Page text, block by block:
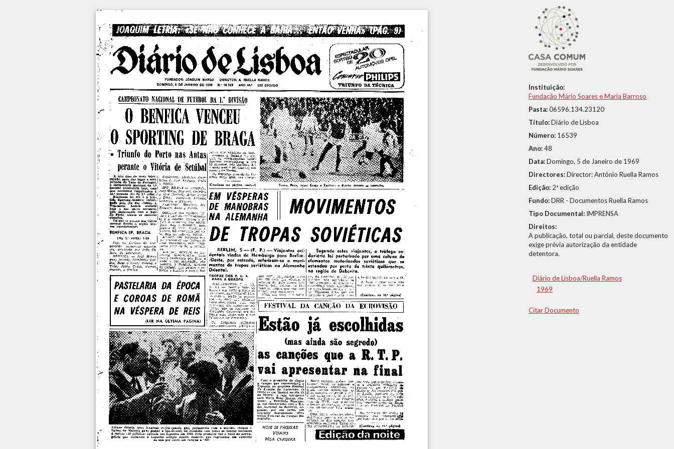
Instituição:
Fundação Mário Soares e Maria Barroso
Pasta:06596.134.23120
Título:Diário de Lisboa
Número: 16539
Ano:48
Data:Domingo, 5 de Janeiro de 1969
Directores:Director: António Ruella Ramos
Edição: 2ª edição
Fundo:DRR - Documentos Ruella Ramos
Tipo Documental: IMPRENSA
Direitos:
A publicação, total ou parcial, deste documento
exige prévia autorização da entidade
detentora.
Diário de Lisboa/Ruella Ramos
1969
Citar Documento